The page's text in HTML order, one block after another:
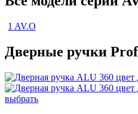
1 AV.O
Дверные ручки
выбрать